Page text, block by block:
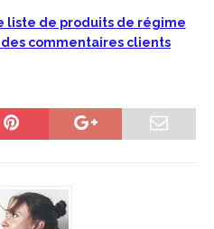
liste de produits de régime
commentaires clients